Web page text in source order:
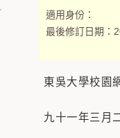
適用身份：
最後修訂日期：
東吳大學校園
九十一年三月